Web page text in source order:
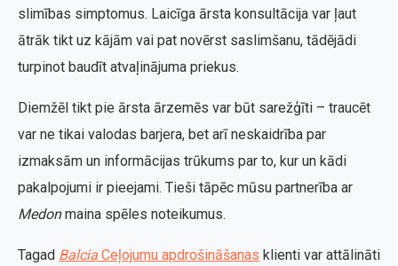
slimības simptomus. Laicīga ārsta konsultācija var ļaut
ātrāk tikt uz kājām vai pat novērst saslimšanu, tādējādi
turpinot baudīt atvaļinājuma priekus.
Diemžēl tikt pie ārsta ārzemēs var būt sarežģīti – traucēt
var ne tikai valodas barjera, bet arī neskaidrība par
izmaksām un informācijas trūkums par to, kur un kādi
pakalpojumi ir pieejami. Tieši tāpēc mūsu partnerība ar
Medonmaina spēles noteikumus.
Tagad Balcia Ceļojumu apdrošināšanas klienti var attālināti